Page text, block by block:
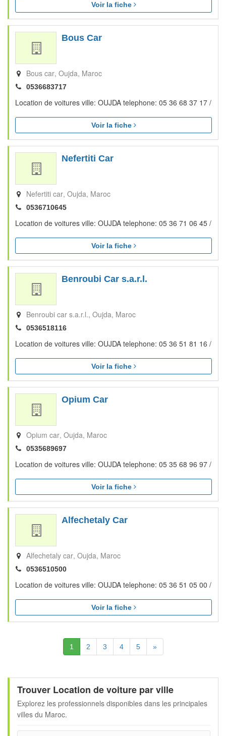
Voir la fiche
Bous Car
Bous car Oujda Maroc
0536683717
Location de voitures ville: OUJDA telephone: 05 36 68 37 17 /
Voir la fiche
Nefertiti Car
Nefertiti car Oujda Maroc
0536710645
Location de voitures ville: OUJDA telephone: 05 36 71 06 45 /
Voir la fiche
Benroubi Car s.a.r.l.
Benroubi car s.a.r.l. Oujda Maroc
0536518116
Location de voitures ville: OUJDA telephone: 05 36 51 81 16 /
Voir la fiche
Opium Car
Opium car Oujda Maroc
0535689697
Location de voitures ville: OUJDA telephone: 05 35 68 96 97 /
Voir la fiche
Alfechetaly Car
Alfechetaly car Oujda Maroc
0536510500
Location de voitures ville: OUJDA telephone: 05 36 51 05 00 /
Voir la fiche
1 (Actuelle)
2 3 4 5 »Suivante
Trouver Location de voiture par ville
Explorez les professionnels disponibles dans les principales
villes du Maroc.